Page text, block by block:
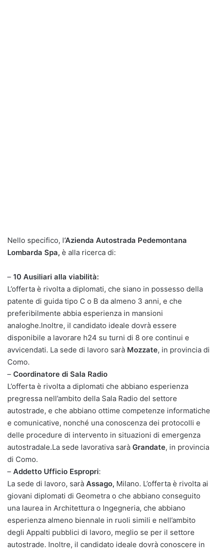
Nello specifico, l‘Azienda Autostrada Pedemontana
Lombarda Spa, è alla ricerca di:
– 10 Ausiliari alla viabilità:
L’offerta è rivolta a diplomati, che siano in possesso della
patente di guida tipo C o B da almeno 3 anni, e che
preferibilmente abbia esperienza in mansioni
analoghe.Inoltre, il candidato ideale dovrà essere
disponibile a lavorare h24 su turni di 8 ore continui e
avvicendati. La sede di lavoro sarà Mozzate, in provincia di
Como.
– Coordinatore di Sala Radio
L’offerta è rivolta a diplomati che abbiano esperienza
pregressa nell’ambito della Sala Radio del settore
autostrade, e che abbiano ottime competenze informatiche
e comunicative, nonché una conoscenza dei protocolli e
delle procedure di intervento in situazioni di emergenza
autostradale.La sede lavorativa sarà Grandate, in provincia
di Como.
– Addetto Ufficio Espropri:
La sede di lavoro, sarà Assago, Milano. L’offerta è rivolta ai
giovani diplomati di Geometra o che abbiano conseguito
una laurea in Architettura o Ingegneria, che abbiano
esperienza almeno biennale in ruoli simili e nell’ambito
degli Appalti pubblici di lavoro, meglio se per il settore
autostrade. Inoltre, il candidato ideale dovrà conoscere in